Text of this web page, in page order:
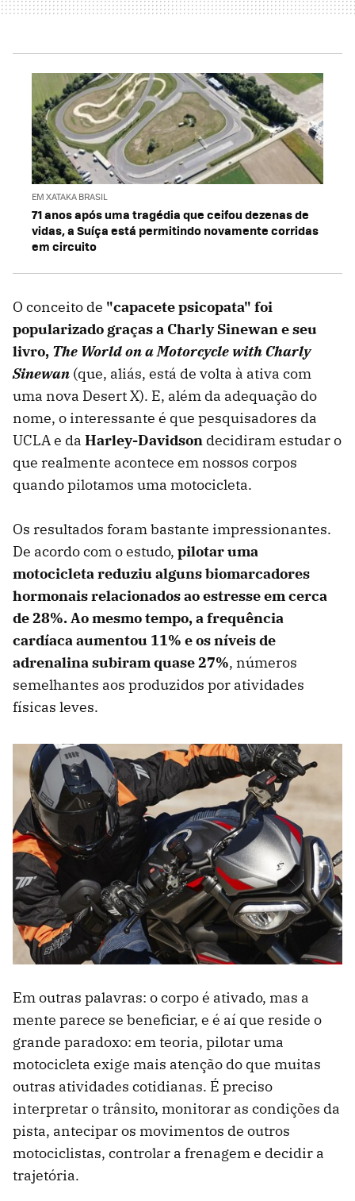
EM XATAKA BRASIL
71 anos após uma tragédia que ceifou dezenas de
vidas, a Suíça está permitindo novamente corridas
em circuito
O conceito de "capacete psicopata" foi
popularizado graças a Charly Sinewan e seu
livro, The World on a Motorcycle with Charly
Sinewan (que, aliás, está de volta à ativa com
uma nova Desert X). E, além da adequação do
nome, o interessante é que pesquisadores da
UCLA e da Harley-Davidson decidiram estudar o
que realmente acontece em nossos corpos
quando pilotamos uma motocicleta.
Os resultados foram bastante impressionantes.
De acordo com o estudo, pilotar uma
motocicleta reduziu alguns biomarcadores
hormonais relacionados ao estresse em cerca
de 28%. Ao mesmo tempo, a frequência
cardíaca aumentou 11% e os níveis de
adrenalina subiram quase 27%, números
semelhantes aos produzidos por atividades
físicas leves.
Em outras palavras: o corpo é ativado, mas a
mente parece se beneficiar, e é aí que reside o
grande paradoxo: em teoria, pilotar uma
motocicleta exige mais atenção do que muitas
outras atividades cotidianas. É preciso
interpretar o trânsito, monitorar as condições da
pista, antecipar os movimentos de outros
motociclistas, controlar a frenagem e decidir a
trajetória.